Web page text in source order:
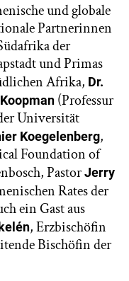
und globale
Partnerinnen
der
und Primas
Afrika, Dr.
(Professur
Universität
Koegelenberg,
Foundation of
PastorJerry
Rates der
ein Gast aus
, Erzbischöfin
Bischöfin der